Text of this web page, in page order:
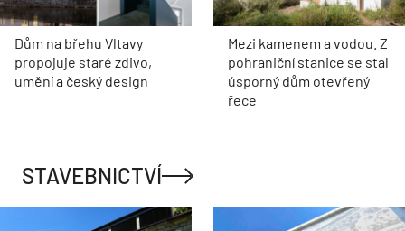
Dům na břehu Vltavy
propojuje staré zdivo,
umění a český design
Mezi kamenem a vodou. Z
pohraniční stanice se stal
úsporný dům otevřený
řece
STAVEBNICTVÍ